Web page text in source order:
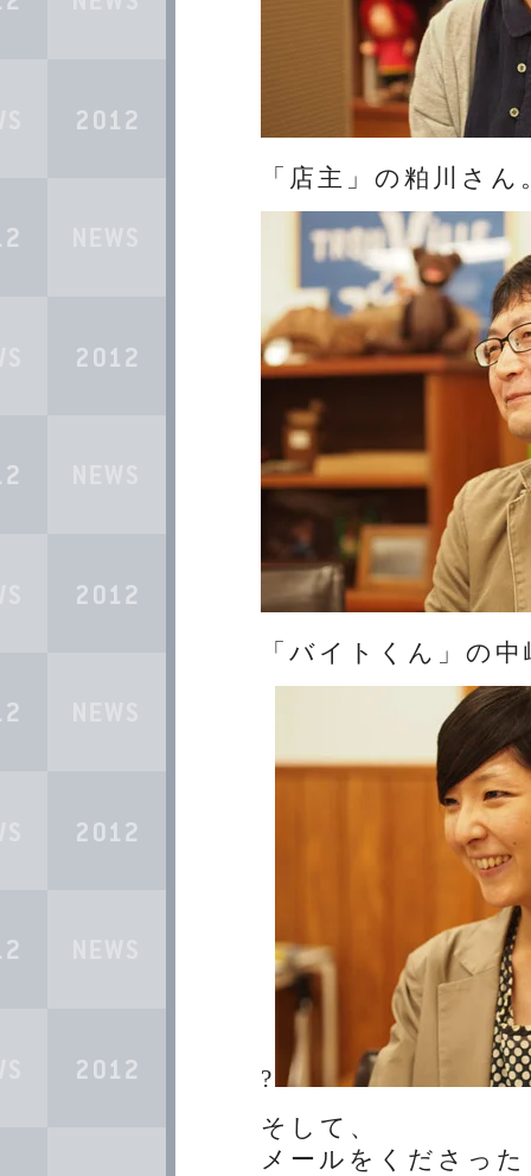
「店主」の粕川さん
「バイトくん」の
?
そして、
メールをくださっ